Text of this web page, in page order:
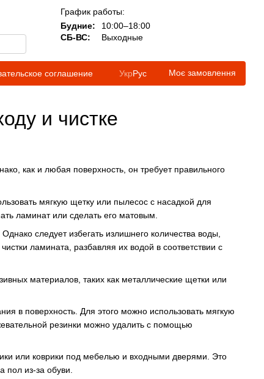
График работы:
Будние:
10:00–18:00
СБ-ВС:
Выходные
соглашение УкрРус Моє замовлення
и чистке
как и любая поверхность, он требует правильного
мягкую щетку или пылесос с насадкой для
ламинат или сделать его матовым.
следует избегать излишнего количества воды,
ламината, разбавляя их водой в соответствии с
материалов, таких как металлические щетки или
в поверхность. Для этого можно использовать мягкую
резинки можно удалить с помощью
или коврики под мебелью и входными дверями. Это
пол из-за обуви.